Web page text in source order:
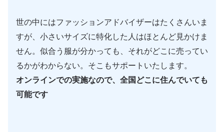
世の中にはファッションアドバイザーはたくさんいま
すが、小さいサイズに特化した人はほとんど見かけま
せん。似合う服が分かっても、それがどこに売ってい
るかがわからない。そこもサポートいたします。
オンラインでの実施なので、全国どこに住んでいても
可能です